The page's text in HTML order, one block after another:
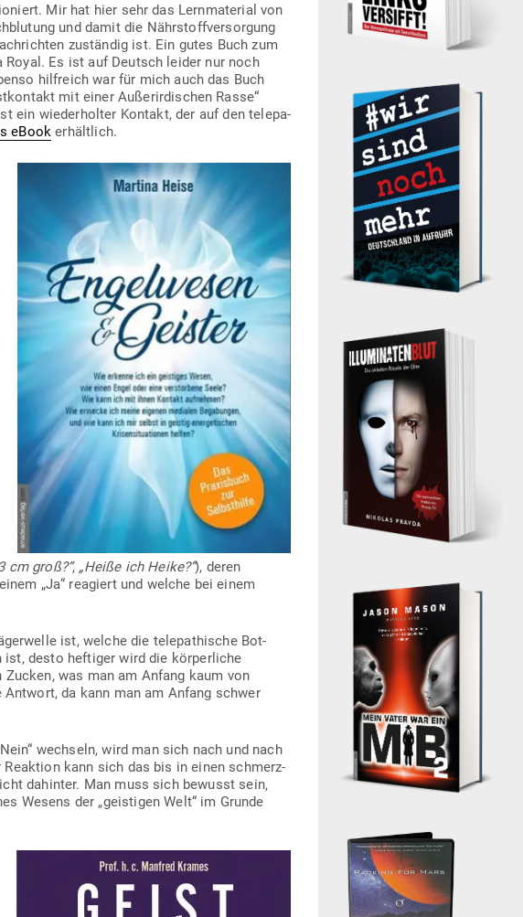
Mir hat hier sehr das Lern­ma­terial von
und damit die Nähr­stoff­ver­sorgung
zuständig ist. Ein gutes Buch zum
Royal. Es ist auf Deutsch leider nur noch
hilf­reich war für mich auch das Buch
mit einer Außer­ir­di­schen Rasse“
ein wie­der­holter Kontakt, der auf den tele­pa­
eBook erhältlich.
cm groß?“, „Heiße ich Heike?“), deren
„Ja“ reagiert und welche bei einem
ist, welche die tele­pa­thische Bot­
ist, desto hef­tiger wird die kör­per­liche
was man am Anfang kaum von
da kann man am Anfang schwer
wechseln, wird man sich nach und nach
kann sich das bis in einen schmerz­
dahinter. Man muss sich bewusst sein,
Wesens der „geis­tigen Welt“ im Grunde